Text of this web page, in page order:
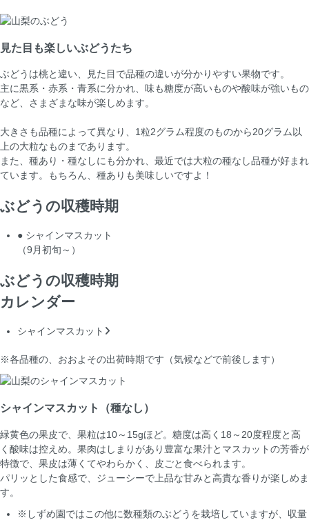
見た目も楽しいぶどうたち
ぶどうは桃と違い、見た目で品種の違いが分かりやすい果物です。
主に黒系・赤系・青系に分かれ、味も糖度が高いものや酸味が強いもの
など、さまざまな味が楽しめます。
大きさも品種によって異なり、1粒2グラム程度のものから20グラム以
上の大粒なものまであります。
また、種あり・種なしにも分かれ、最近では大粒の種なし品種が好まれ
ています。もちろん、種ありも美味しいですよ！
ぶどうの収穫時期
● シャインマスカット
（9月初旬～）
ぶどうの収穫時期
カレンダー
シャインマスカット
※各品種の、おおよその出荷時期です（気候などで前後します）
シャインマスカット（種なし）
緑黄色の果皮で、果粒は10～15gほど。糖度は高く18～20度程度と高
く酸味は控えめ。果肉はしまりがあり豊富な果汁とマスカットの芳香が
特徴で、果皮は薄くてやわらかく、皮ごと食べられます。
パリッとした食感で、ジューシーで上品な甘みと高貴な香りが楽しめま
す。
※しずめ園ではこの他に数種類のぶどうを栽培していますが、収量